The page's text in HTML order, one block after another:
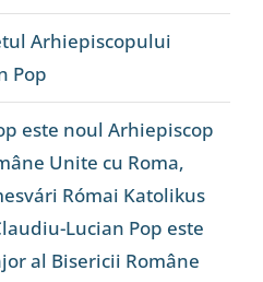
Arhiepiscopului
Pop
este noul Arhiepiscop
Unite cu Roma,
Római Katolikus
Lucian Pop este
al Bisericii Române